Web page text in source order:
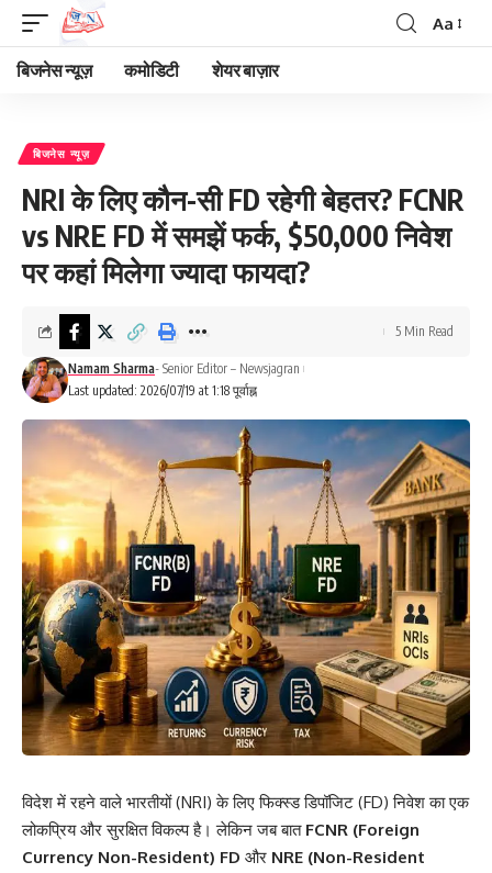
Font
Aa
बिजनेस न्यूज़ कमोडिटी शेयर बाज़ार
बिजनेस न्यूज़
NRI के लिए कौन-सी FD रहेगी बेहतर? FCNR
vs NRE FD में समझें फर्क, $50,000 निवेश
पर कहां मिलेगा ज्यादा फायदा?
Last updated: 2026/07/19 at 1:18 पूर्वाह्न
Namam Sharma- Senior Editor – Newsjagran
5 Min Read
विदेश में रहने वाले भारतीयों (NRI) के लिए फिक्स्ड डिपॉजिट (FD) निवेश का एक
लोकप्रिय और सुरक्षित विकल्प है। लेकिन जब बात FCNR (Foreign
Currency Non-Resident) FD और NRE (Non-Resident